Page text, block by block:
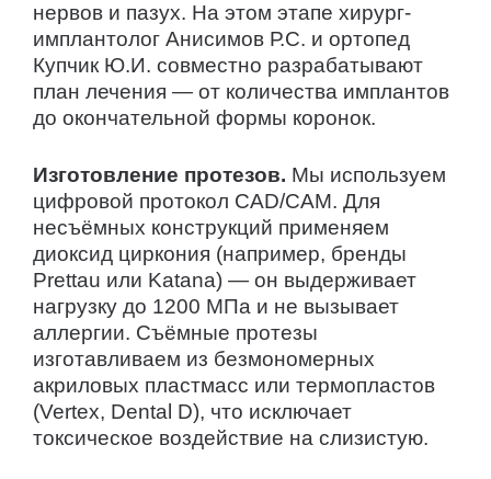
нервов и пазух. На этом этапе хирург-
имплантолог Анисимов Р.С. и ортопед
Купчик Ю.И. совместно разрабатывают
план лечения — от количества имплантов
до окончательной формы коронок.
Изготовление протезов. Мы используем
цифровой протокол CAD/CAM. Для
несъёмных конструкций применяем
диоксид циркония (например, бренды
Prettau или Katana) — он выдерживает
нагрузку до 1200 МПа и не вызывает
аллергии. Съёмные протезы
изготавливаем из безмономерных
акриловых пластмасс или термопластов
(Vertex, Dental D), что исключает
токсическое воздействие на слизистую.